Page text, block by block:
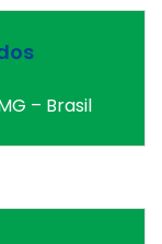
– Brasil